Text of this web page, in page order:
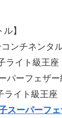
】
ンチネンタ
ライト級王座
パーフェザ
ライト級王座
スーパーフ